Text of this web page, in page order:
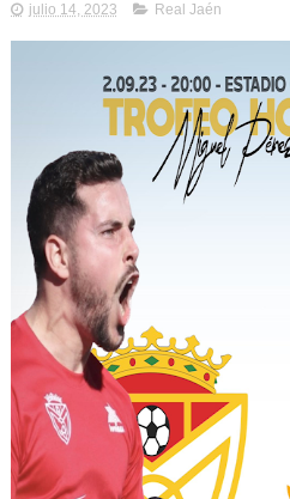
julio 14, 2023 Real Jaén